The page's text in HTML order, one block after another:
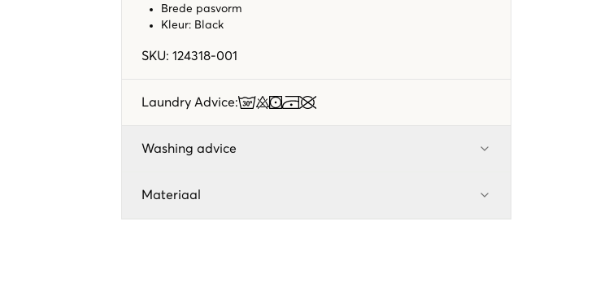
Brede pasvorm
Kleur: Black
SKU: 124318-001
Laundry Advice:
Washing advice
Materiaal